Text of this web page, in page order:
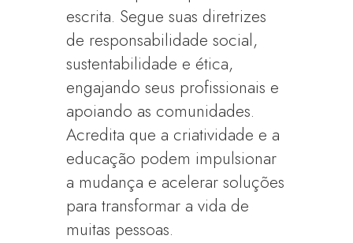
escrita. Segue suas diretrizes
de responsabilidade social,
sustentabilidade e ética,
engajando seus profissionais e
apoiando as comunidades.
Acredita que a criatividade e a
educação podem impulsionar
a mudança e acelerar soluções
para transformar a vida de
muitas pessoas.